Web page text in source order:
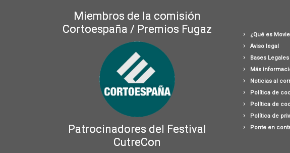
Miembros de la comisión
Cortoespaña / Premios Fugaz
Patrocinadores del Festival
CutreCon
¿Qué es
Aviso legal
Bases
Más
Noticias al
Política de
Política de
Política de
Ponte en